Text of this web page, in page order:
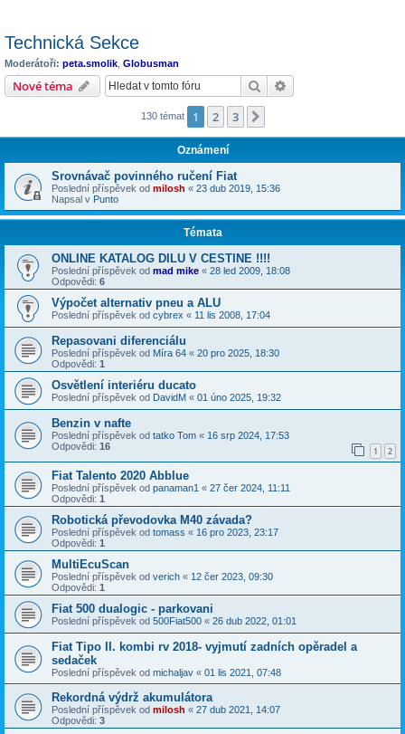
Technická Sekce
Moderátoři: peta.smolik Globusman
Nové téma Hledat
130 témat 1 2 3
Oznámení
Srovnávač povinného ručení Fiat
Poslední příspěvek od milosh « 23 dub 2019, 15:36
Napsal v Punto
Témata
ONLINE KATALOG DILU V CESTINE !!!!
Poslední příspěvek od mad mike « 28 led 2009, 18:08
Odpovědi: 6
Výpočet alternativ pneu a ALU
Poslední příspěvek od cybrex « 11 lis 2008, 17:04
Repasovani diferenciálu
Poslední příspěvek od Míra 64 « 20 pro 2025, 18:30
Odpovědi: 1
Osvětlení interiéru ducato
Poslední příspěvek od DavidM « 01 úno 2025, 19:32
Benzin v nafte
Poslední příspěvek od tatko Tom « 16 srp 2024, 17:53
Odpovědi: 16 1 2
Fiat Talento 2020 Abblue
Poslední příspěvek od panaman1 « 27 čer 2024, 11:11
Odpovědi: 1
Robotická převodovka M40 závada?
Poslední příspěvek od tomass « 16 pro 2023, 23:17
Odpovědi: 1
MultiEcuScan
Poslední příspěvek od verich « 12 čer 2023, 09:30
Odpovědi: 1
Fiat 500 dualogic - parkovani
Poslední příspěvek od 500Fiat500 « 26 dub 2022, 01:01
Fiat Tipo II. kombi rv 2018- vyjmutí zadních opěradel a
sedaček
Poslední příspěvek od michaljav « 01 lis 2021, 07:48
Rekordná výdrž akumulátora
Poslední příspěvek od milosh « 27 dub 2021, 14:07
Odpovědi: 3